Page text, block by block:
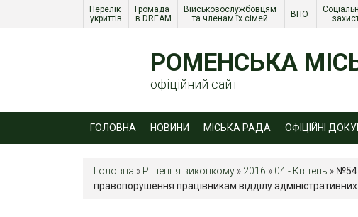
Перелік
укриттів
Громада
в DREAM
Військовослужбовцям
та членам їх сімей
ВПО
РОМЕНСЬКА
офіційний сайт
ГОЛОВНА НОВИНИ МІСЬКА РАДА ОФІЦІЙНІ
Головна » Рішення виконкому » 2016 » 04 - Квітень » №54
правопорушення працівникам відділу